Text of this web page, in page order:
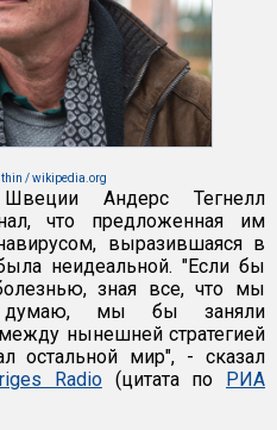
/ wikipedia.org
Андерс Тегнелл
что предложенная им
выразившаяся в
неидеальной. "Если бы
зная все, что мы
думаю, мы бы заняли
нынешней стратегией
остальной мир", - сказал
Radio(цитата по РИА